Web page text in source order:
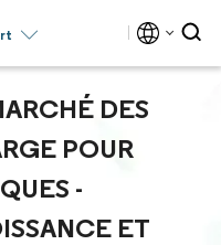
DES
POUR
-
ET